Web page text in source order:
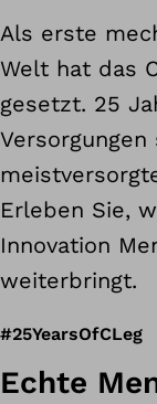
Als erste
Welt hat das
gesetzt. 25
Erleben Sie,
Innovation
weiterbringt.
#25YearsOfCLeg
Echte